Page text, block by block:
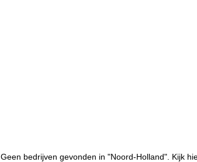
Geen bedrijven gevonden in "Noord-Holland". Kijk